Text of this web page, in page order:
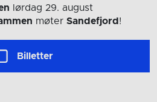
lørdag 29. august
møter Sandefjord !
Billetter